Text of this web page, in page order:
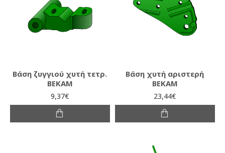
Βάση ζυγγιού χυτή τετρ.
ΒΕΚΑΜ
9,37€
Βάση χυτή αριστερή
ΒΕΚΑΜ
23,44€